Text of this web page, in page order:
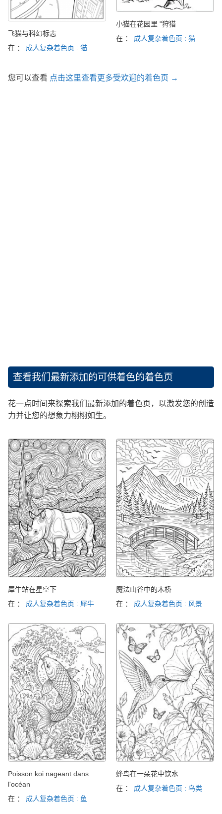
飞猫与科幻标志
在 ： 成人复杂着色页 : 猫
小猫在花园里 "狩猎
在 ： 成人复杂着色页 : 猫
您可以查看 点击这里查看更多受欢迎的着色页 →
查看我们最新添加的可供着色的着色页
花一点时间来探索我们最新添加的着色页，以激发您的创造
力并让您的想象力栩栩如生。
犀牛站在星空下
在 ： 成人复杂着色页 : 犀牛
魔法山谷中的木桥
在 ： 成人复杂着色页 : 风景
Poisson koi nageant dans
l'océan
在 ： 成人复杂着色页 : 鱼
蜂鸟在一朵花中饮水
在 ： 成人复杂着色页 : 鸟类